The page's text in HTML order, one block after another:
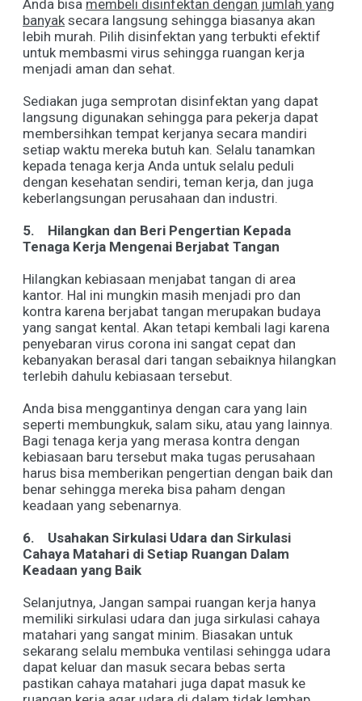
Anda bisa membeli disinfektan dengan jumlah yang
banyak secara langsung sehingga biasanya akan
lebih murah. Pilih disinfektan yang terbukti efektif
untuk membasmi virus sehingga ruangan kerja
menjadi aman dan sehat.
Sediakan juga semprotan disinfektan yang dapat
langsung digunakan sehingga para pekerja dapat
membersihkan tempat kerjanya secara mandiri
setiap waktu mereka butuh kan. Selalu tanamkan
kepada tenaga kerja Anda untuk selalu peduli
dengan kesehatan sendiri, teman kerja, dan juga
keberlangsungan perusahaan dan industri.
5.
Hilangkan dan Beri Pengertian Kepada
Tenaga Kerja Mengenai Berjabat Tangan
Hilangkan kebiasaan menjabat tangan di area
kantor. Hal ini mungkin masih menjadi pro dan
kontra karena berjabat tangan merupakan budaya
yang sangat kental. Akan tetapi kembali lagi karena
penyebaran virus corona ini sangat cepat dan
kebanyakan berasal dari tangan sebaiknya hilangkan
terlebih dahulu kebiasaan tersebut.
Anda bisa menggantinya dengan cara yang lain
seperti membungkuk, salam siku, atau yang lainnya.
Bagi tenaga kerja yang merasa kontra dengan
kebiasaan baru tersebut maka tugas perusahaan
harus bisa memberikan pengertian dengan baik dan
benar sehingga mereka bisa paham dengan
keadaan yang sebenarnya.
6.
Usahakan Sirkulasi Udara dan Sirkulasi
Cahaya Matahari di Setiap Ruangan Dalam
Keadaan yang Baik
Selanjutnya, Jangan sampai ruangan kerja hanya
memiliki sirkulasi udara dan juga sirkulasi cahaya
matahari yang sangat minim. Biasakan untuk
sekarang selalu membuka ventilasi sehingga udara
dapat keluar dan masuk secara bebas serta
pastikan cahaya matahari juga dapat masuk ke